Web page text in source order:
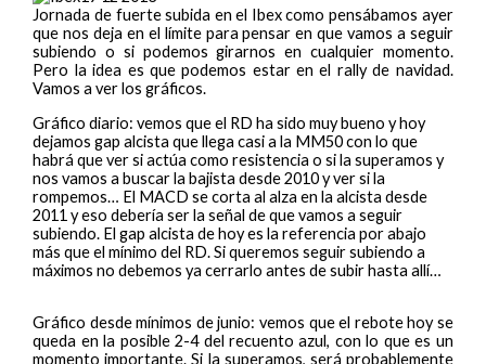
Jornada de fuerte subida en el Ibex como pensábamos ayer
que nos deja en el límite para pensar en que vamos a seguir
subiendo o si podemos girarnos en cualquier momento.
Pero la idea es que podemos estar en el rally de navidad.
Vamos a ver los gráficos.
Gráfico diario: vemos que el RD ha sido muy bueno y hoy
dejamos gap alcista que llega casi a la MM50 con lo que
habrá que ver si actúa como resistencia o si la superamos y
nos vamos a buscar la bajista desde 2010 y ver si la
rompemos… El MACD se corta al alza en la alcista desde
2011 y eso debería ser la señal de que vamos a seguir
subiendo. El gap alcista de hoy es la referencia por abajo
más que el mínimo del RD. Si queremos seguir subiendo a
máximos no debemos ya cerrarlo antes de subir hasta allí…
Gráfico desde mínimos de junio: vemos que el rebote hoy se
queda en la posible 2-4 del recuento azul, con lo que es un
momento importante. Si la superamos, será probablemente